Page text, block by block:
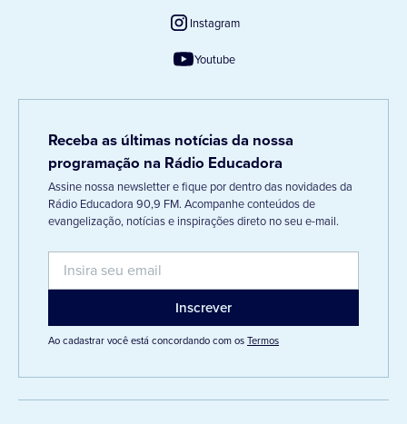
Instagram
Youtube
Receba as últimas notícias da nossa
programação na Rádio Educadora
Assine nossa newsletter e fique por dentro das novidades da
Rádio Educadora 90,9 FM. Acompanhe conteúdos de
evangelização, notícias e inspirações direto no seu e-mail.
Ao cadastrar você está concordando com osTermos